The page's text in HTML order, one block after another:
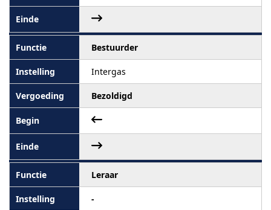
Bestuurder
Intergas
Bezoldigd
Leraar
-